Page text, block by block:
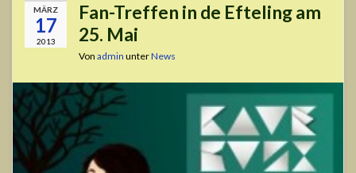
MÄRZ
17
2013
Fan-Treffen in de Efteling am
25. Mai
Von admin unterNews